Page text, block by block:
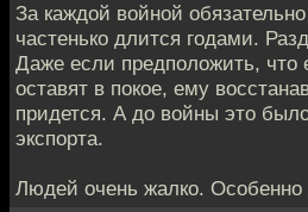
За каждой войной
частенько длится годами.
Даже если предположить, что
оставят в покое, ему
придется. А до войны это было
экспорта.
Людей очень жалко. Особенно